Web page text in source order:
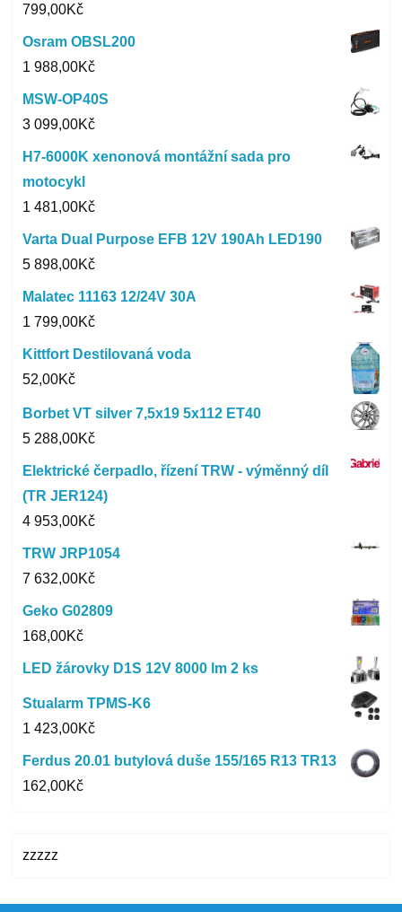
799,00Kč
Osram OBSL200
1 988,00Kč
MSW-OP40S
3 099,00Kč
H7-6000K xenonová montážní sada pro
motocykl
1 481,00Kč
Varta Dual Purpose EFB 12V 190Ah LED190
5 898,00Kč
Malatec 11163 12/24V 30A
1 799,00Kč
Kittfort Destilovaná voda
52,00Kč
Borbet VT silver 7,5x19 5x112 ET40
5 288,00Kč
Elektrické čerpadlo, řízení TRW - výměnný díl
(TR JER124)
4 953,00Kč
TRW JRP1054
7 632,00Kč
Geko G02809
168,00Kč
LED žárovky D1S 12V 8000 lm 2 ks
Stualarm TPMS-K6
1 423,00Kč
Ferdus 20.01 butylová duše 155/165 R13 TR13
162,00Kč
zzzzz